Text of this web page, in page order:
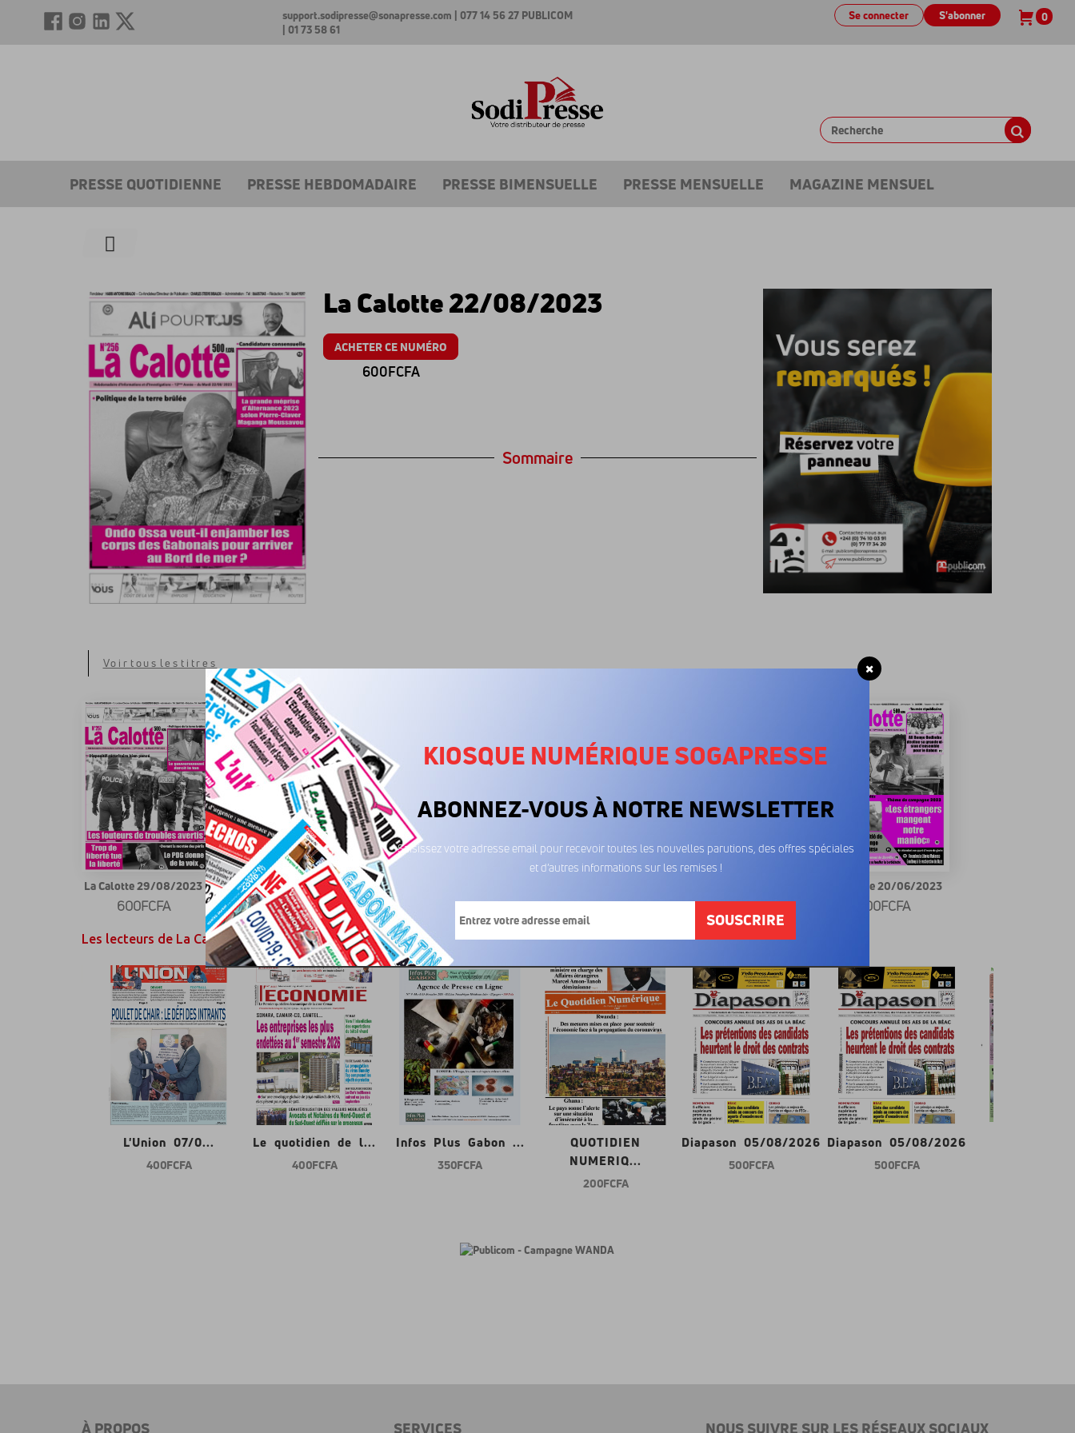
support.sodipresse@sonapresse.com | 077 14 56 27
| 01 73 58 61
PUBLICOM S'abonner
Se connecter 0
PRESSE QUOTIDIENNE PRESSE HEBDOMADAIRE PRESSE BIMENSUELLE PRESSE MENSUELLE MAGAZINE MENSUEL
La Calotte 22/08/2023
ACHETER CE NUMÉRO
600FCFA
Sommaire
Voir tous les titres
La Calotte 29/08/2023
600FCFA
La Calotte 08/08/2023
600FCFA
La Calotte 01/08/2023
600FCFA 600FCFA 600FCFA
La Calotte 20/06/2023
600FCFA
Les lecteurs de La Calotte ont également aimé...
L'Union 07/0...
400 FCFA
Le quotidien de l...
400 FCFA
Infos Plus Gabon ...
350 FCFA
QUOTIDIEN
NUMERIQ...
200 FCFA
Diapason 05/08/2026
500 FCFA
Diapason 05/08/2026
500 FCFA
À PROPOS SERVICES NOUS SUIVRE SUR LES RÉSEAUX SOCIAUX
KIOSQUE NUMÉRIQUE SOGAPRESSE
ABONNEZ-VOUS À NOTRE NEWSLETTER
Saisissez votre adresse email pour recevoir toutes les nouvelles parutions, des offres spéciales
et d’autres informations sur les remises !
SOUSCRIRE